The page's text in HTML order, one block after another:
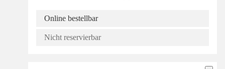
Online bestellbar
Nicht reservierbar